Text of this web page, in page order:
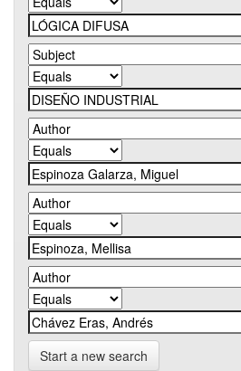
Start a new search